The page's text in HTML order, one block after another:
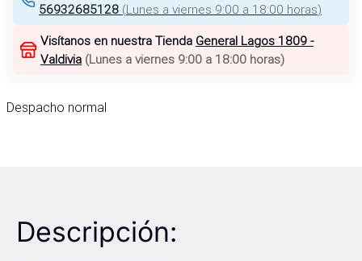
56932685128 (Lunes a viernes 9:00 a 18:00 horas)
Visítanos en nuestra Tienda General Lagos 1809 -
Valdivia (Lunes a viernes 9:00 a 18:00 horas)
Despacho normal
Descripción: